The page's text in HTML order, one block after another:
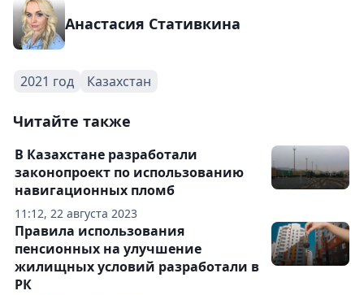
Анастасия Стативкина
2021 год Казахстан
Читайте также
11:12, 22 августа 2023
В Казахстане разработали
законопроект по использованию
навигационных пломб
Правила использования
пенсионных на улучшение
жилищных условий разработали в
РК